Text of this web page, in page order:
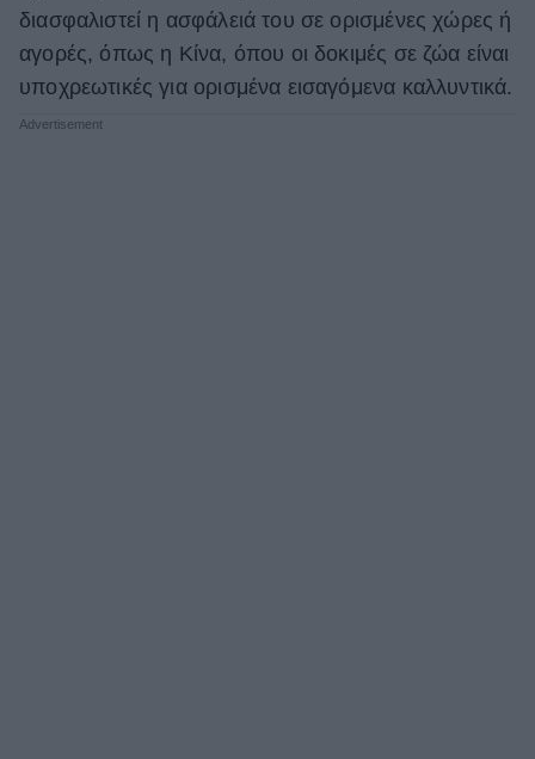
διασφαλιστεί η ασφάλειά του σε ορισμένες χώρες ή
αγορές, όπως η Κίνα, όπου οι δοκιμές σε ζώα είναι
υποχρεωτικές για ορισμένα εισαγόμενα καλλυντικά.